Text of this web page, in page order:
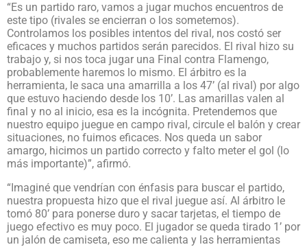
“Es un partido raro, vamos a jugar muchos encuentros de
este tipo (rivales se encierran o los sometemos).
Controlamos los posibles intentos del rival, nos costó ser
eficaces y muchos partidos serán parecidos. El rival hizo su
trabajo y, si nos toca jugar una Final contra Flamengo,
probablemente haremos lo mismo. El árbitro es la
herramienta, le saca una amarrilla a los 47’ (al rival) por algo
que estuvo haciendo desde los 10’. Las amarillas valen al
final y no al inicio, esa es la incógnita. Pretendemos que
nuestro equipo juegue en campo rival, circule el balón y crear
situaciones, no fuimos eficaces. Nos queda un sabor
amargo, hicimos un partido correcto y falto meter el gol (lo
más importante)”, afirmó.
“Imaginé que vendrían con énfasis para buscar el partido,
nuestra propuesta hizo que el rival juegue así. Al árbitro le
tomó 80’ para ponerse duro y sacar tarjetas, el tiempo de
juego efectivo es muy poco. El jugador se queda tirado 1’ por
un jalón de camiseta, eso me calienta y las herramientas